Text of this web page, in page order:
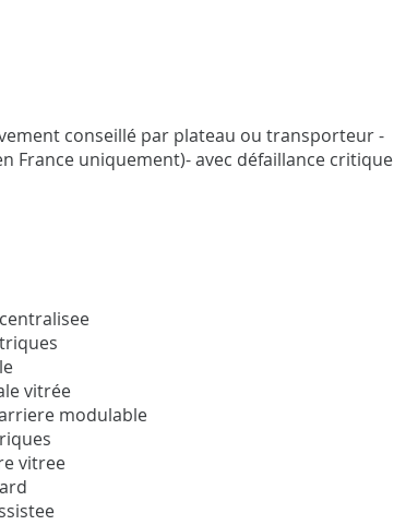
conseillé par plateau ou transporteur -
France uniquement)- avec défaillance critique
vitrée
modulable
vitree